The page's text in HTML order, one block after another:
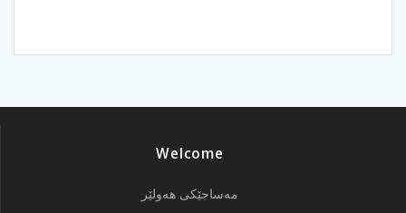
Welcome
مەساجێکی هەولێر